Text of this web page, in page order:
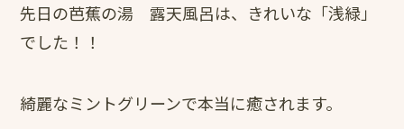
先日の芭蕉の湯 露天風呂は、きれいな「浅緑」
でした！！
綺麗なミントグリーンで本当に癒されます。